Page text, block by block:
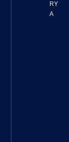
RY
A